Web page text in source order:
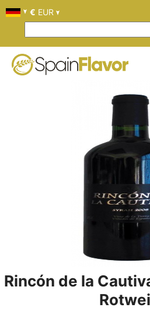
Rincón de la
€ EUR